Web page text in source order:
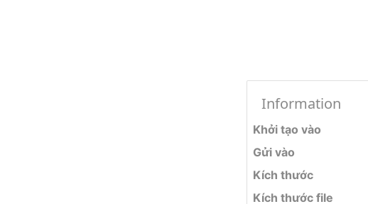
Information
Khởi tạo vào
Gửi vào
Kích thước
Kích thước file